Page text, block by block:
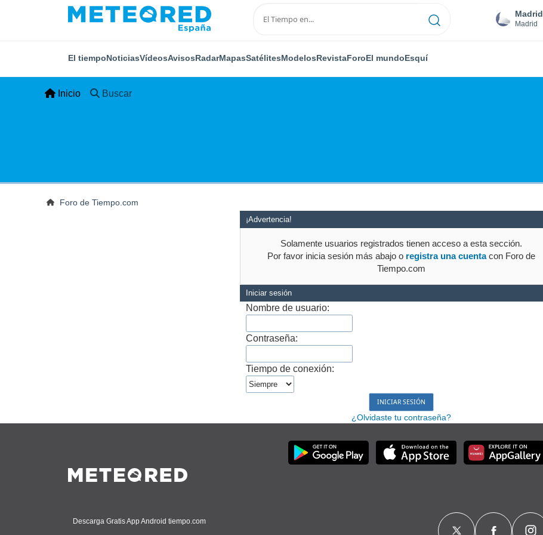
Madrid
Madrid
El tiempoNoticiasVídeosAvisosRadarMapasSatélitesModelosRevistaForoEl mundoEsquí
Inicio Buscar
Foro de Tiempo.com
¡Advertencia!
Solamente usuarios registrados tienen acceso a esta sección.
Por favor inicia sesión más abajo o registra una cuentacon Foro de
Tiempo.com
Iniciar sesión
Nombre de usuario:
Contraseña:
Tiempo de conexión:
¿Olvidaste tu contraseña?
Descarga Gratis App Android tiempo.com